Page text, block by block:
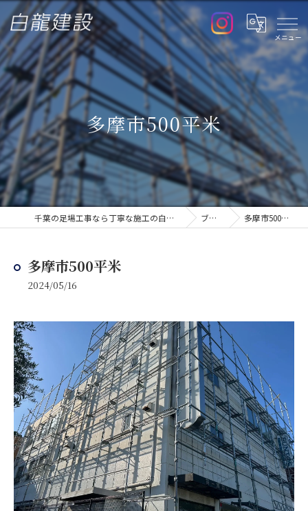
多摩市500平米
千葉の足場工事なら丁寧な施工の白龍建設 ブログ 多摩市500平米
多摩市500平米
2024/05/16